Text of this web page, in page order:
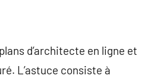
d’architecte en ligne et
L’astuce consiste à